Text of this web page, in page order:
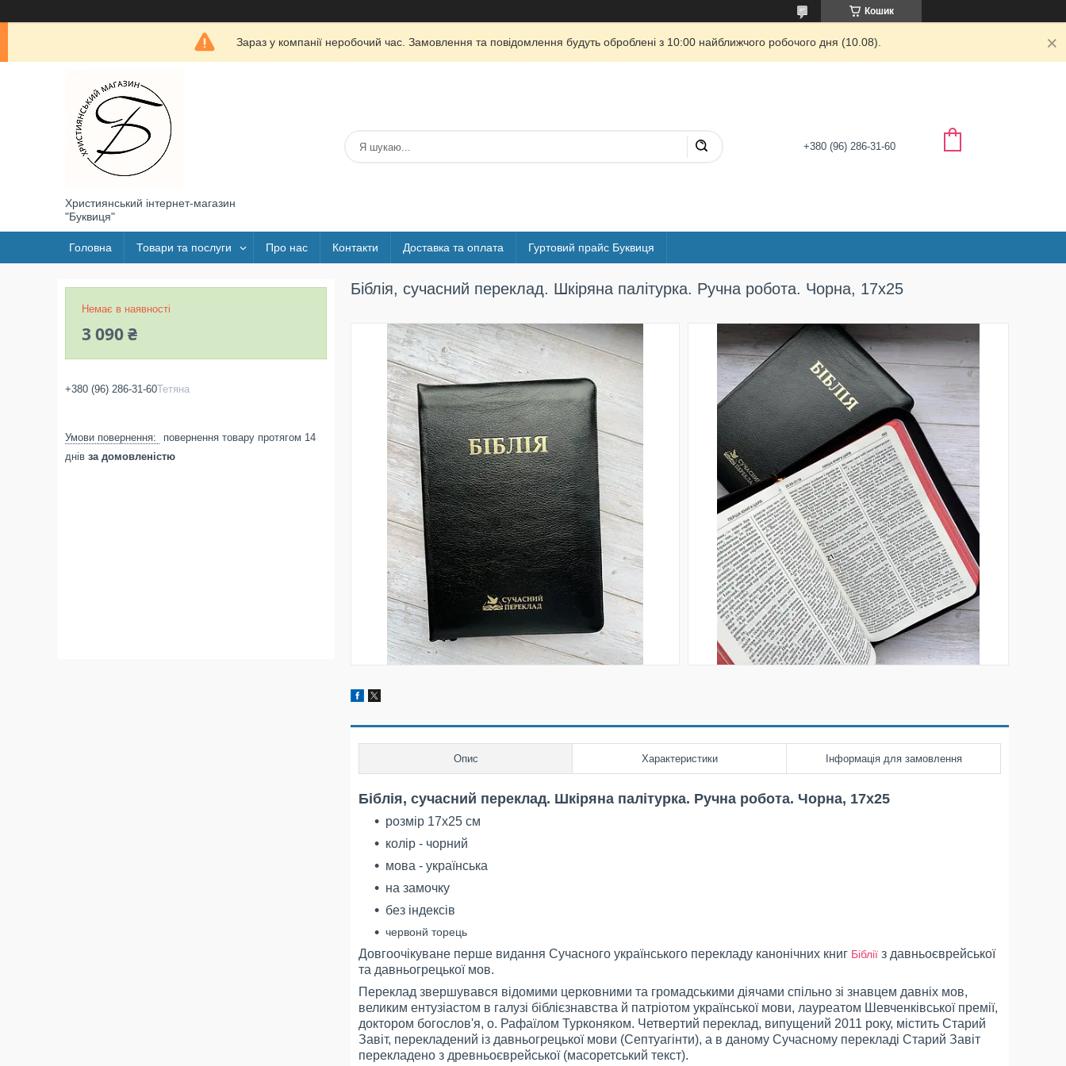
Кошик
Зараз у компанії неробочий час. Замовлення та повідомлення будуть оброблені з 10:00 найближчого робочого дня (10.08).
Християнський інтернет-магазин
"Буквиця"
+380 (96) 286-31-60
Головна Товари та послуги Про нас Контакти Доставка та оплата Гуртовий прайс Буквиця
Біблія, сучасний переклад. Шкіряна палітурка. Ручна робота. Чорна, 17х25
Опис Характеристики Інформація для замовлення
Біблія, сучасний переклад. Шкіряна палітурка. Ручна робота. Чорна, 17х25
розмір 17х25 см
колір - чорний
мова - українська
на замочку
без індексів
червонй торець
Довгоочікуване перше видання Сучасного українського перекладу канонічних книг Біблії з давньоєврейської
та давньогрецької мов.
Переклад звершувався відомими церковними та громадськими діячами спільно зі знавцем давніх мов,
великим ентузіастом в галузі біблієзнавства й патріотом української мови, лауреатом Шевченківської премії,
доктором богослов'я, о. Рафаїлом Турконяком. Четвертий переклад, випущений 2011 року, містить Старий
Завіт, перекладений із давньогрецької мови (Септуагінти), а в даному Сучасному перекладі Старий Завіт
перекладено з древньоєврейської (масоретський текст).
Немає в наявності
3 090 ₴
+380 (96) 286-31-60Тетяна
повернення товару протягом 14
днів за домовленістю